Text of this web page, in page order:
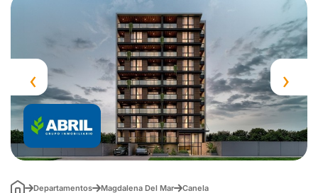
‹ ›
Departamentos Magdalena Del Mar Canela